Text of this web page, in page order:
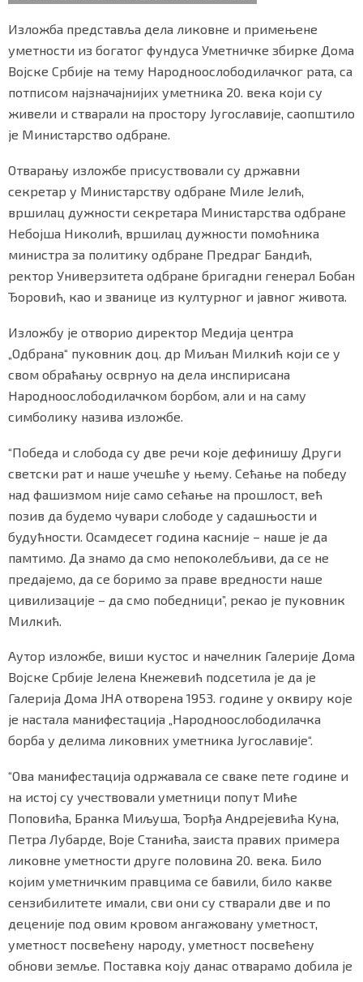
Изложба представља дела ликовне и примењене
уметности из богатог фундуса Уметничке збирке Дома
Војске Србије на тему Народноослободилачког рата, са
потписом најзначајнијих уметника 20. века који су
живели и стварали на простору Југославије, саопштило
је Министарство одбране.
Отварању изложбе присуствовали су државни
секретар у Министарству одбране Миле Јелић,
вршилац дужности секретара Министарства одбране
Небојша Николић, вршилац дужности помоћника
министра за политику одбране Предраг Бандић,
ректор Универзитета одбране бригадни генерал Бобан
Ђоровић, као и званице из културног и јавног живота.
Изложбу је отворио директор Медија центра
„Одбрана“ пуковник доц. др Миљан Милкић који се у
свом обраћању осврнуо на дела инспирисана
Народноослободилачком борбом, али и на саму
симболику назива изложбе.
“Победа и слобода су две речи које дефинишу Други
светски рат и наше учешће у њему. Сећање на победу
над фашизмом није само сећање на прошлост, већ
позив да будемо чувари слободе у садашњости и
будућности. Осамдесет година касније – наше је да
памтимо. Да знамо да смо непоколебљиви, да се не
предајемо, да се боримо за праве вредности наше
цивилизације – да смо победници”, рекао је пуковник
Милкић.
Аутор изложбе, виши кустос и начелник Галерије Дома
Војске Србије Јелена Кнежевић подсетила је да је
Галерија Дома ЈНА отворена 1953. године у оквиру које
је настала манифестација „Народноослободилачка
борба у делима ликовних уметника Југославије“.
“Ова манифестација одржавала се сваке пете године и
на истој су учествовали уметници попут Миће
Поповића, Бранка Миљуша, Ђорђа Андрејевића Куна,
Петра Лубарде, Воје Станића, заиста правих примера
ликовне уметности друге половина 20. века. Било
којим уметничким правцима се бавили, било какве
сензибилитете имали, сви они су стварали две и по
деценије под овим кровом ангажовану уметност,
уметност посвећену народу, уметност посвећену
обнови земље. Поставка коју данас отварамо добила је
ЖИВОТ И СТИЛ
СПОРТ
redakcija@gradskeinfo.rs
ПРАТИТЕ НАС
Маркетинг Услови коришћења
ПРЕУЗМИТЕ НАШУ АПЛИКАЦИЈУ